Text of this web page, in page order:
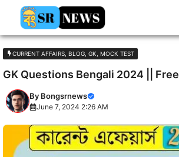
content
CURRENT AFFAIRS BLOG GK MOCK TEST
GK Questions Bengali 2024 ||
By Bongsrnews
June 7, 2024 2:26 AM